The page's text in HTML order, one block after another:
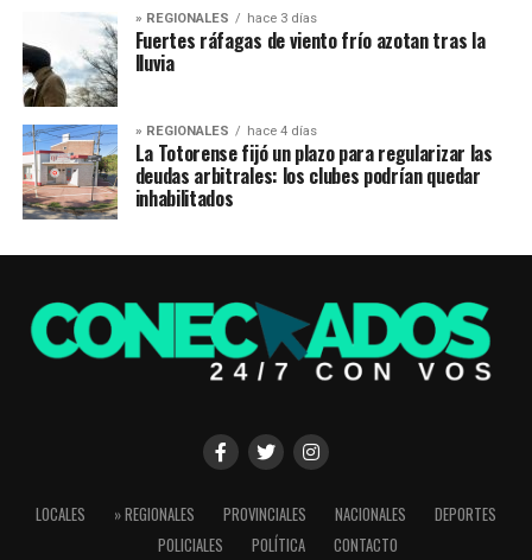
» REGIONALES hace 3 días
Fuertes ráfagas de viento frío azotan tras la
lluvia
» REGIONALES hace 4 días
La Totorense fijó un plazo para regularizar las
deudas arbitrales: los clubes podrían quedar
inhabilitados
LOCALES » REGIONALES PROVINCIALES NACIONALES
DEPORTES
POLICIALES
POLÍTICA CONTACTO